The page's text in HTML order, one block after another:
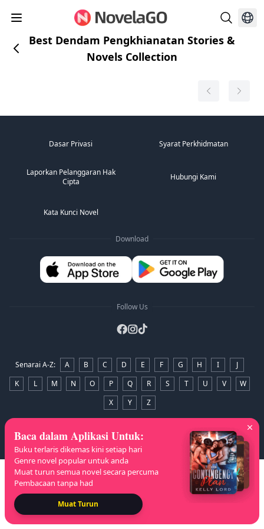
Best Dendam Pengkhianatan Stories &
Novels Collection
Dasar Privasi Syarat Perkhidmatan
Laporkan Pelanggaran Hak
Cipta
Hubungi Kami
Kata Kunci Novel
Download
Follow Us
Senarai A-Z: A B C D E F G H I
J
K
L M N O P Q R S T U V
W
X
Y Z
Baca dalam Aplikasi Untuk:
Buku terlaris dikemas kini setiap hari
Genre novel popular untuk anda
Muat turun semua novel secara percuma
Pembacaan tanpa had
Muat Turun